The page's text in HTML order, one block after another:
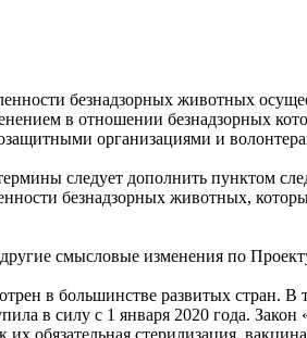
безнадзорных животных
в отношении безнадзорных
организациями и
следует дополнить пунктом
безнадзорных животных,
смысловые изменения по
в большинстве развитых стран. В
в силу с 1 января 2020 года.
их обязательная стерилизация,